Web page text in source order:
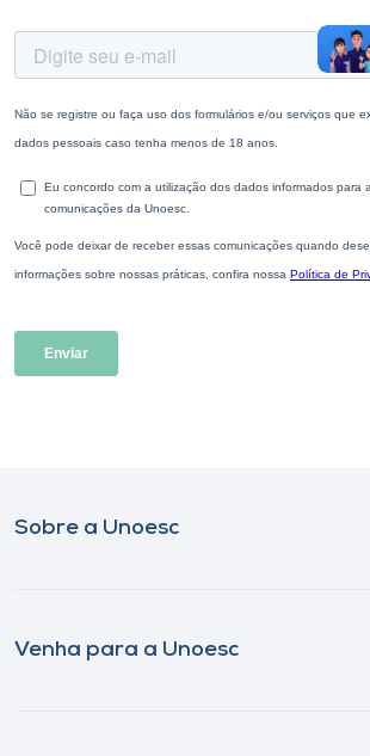
Sobre a Unoesc
Venha para a Unoesc